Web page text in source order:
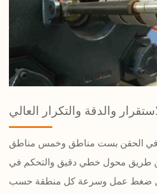
والدقة والتكرار العالي
في الحقن بست مناطق وخمس مناطق
طريق محول خطي دقيق والتحكم في
ضغط عمل وسرعة كل منطقة حسب